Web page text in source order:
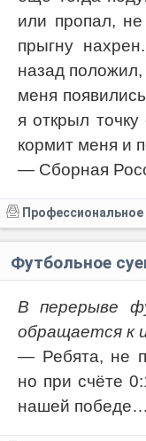
или пропал,
прыгну
назад
меня
я открыл
кормит меня и
— Сборная
Профессиональное
Футбольное
В перерыве
обращается к
— Ребята, не
но при счёте
нашей победе…